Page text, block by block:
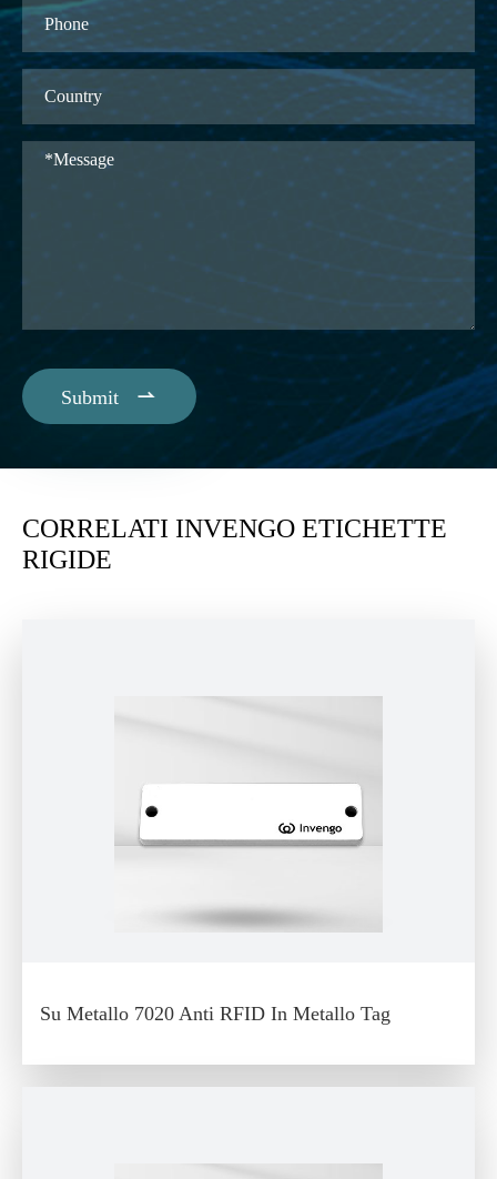
Submit 
CORRELATI INVENGO ETICHETTE
RIGIDE
Su Metallo 7020 Anti RFID In Metallo Tag